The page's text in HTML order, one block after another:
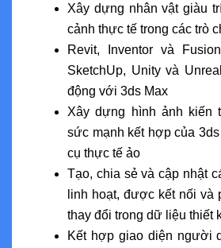
Xây dựng nhân vật giàu
cảnh thực tế trong các trò
Revit, Inventor và
SketchUp, Unity và
động với 3ds Max
Xây dựng hình ảnh kiến
sức mạnh kết hợp của
cụ thực tế ảo
Tạo, chia sẻ và cập nhật
linh hoạt, được kết nối và
thay đổi trong dữ liệu thiết
Kết hợp giao diện người